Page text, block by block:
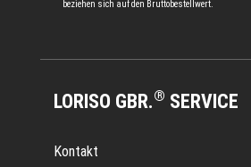
beziehen sich auf den Bruttobestellwert.
LORISO GBR.® SERVICE
Kontakt